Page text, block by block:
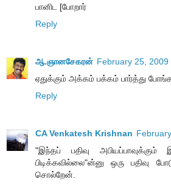
பானிட [போறார்
Reply
ஆ.ஞானசேகரன் February 25, 2009
ஏதுக்கும் அக்கம் பக்கம் பார்த்து போங்க
Reply
CA Venkatesh Krishnan
"இந்தப் பதிவு
பிடிக்கவில்லை"ன்னு ஒரு பதிவு
சொல்றேன்.